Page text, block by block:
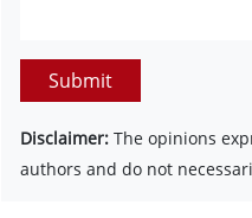
Submit
Disclaimer: The opinions
authors and do not